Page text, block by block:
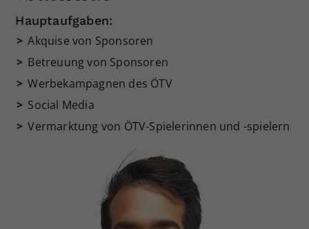
Hauptaufgaben:
Akquise von Sponsoren
Betreuung von Sponsoren
Werbekampagnen des ÖTV
Social Media
Vermarktung von ÖTV-Spielerinnen und -spielern